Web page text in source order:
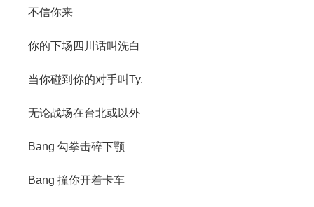
不信你来
你的下场四川话叫洗白
当你碰到你的对手叫Ty.
无论战场在台北或以外
Bang 勾拳击碎下颚
Bang 撞你开着卡车